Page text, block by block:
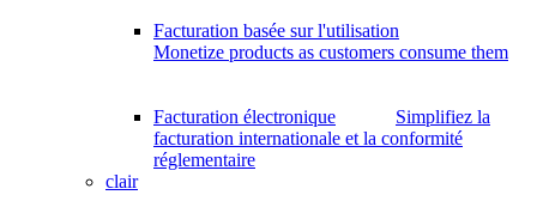
Facturation basée sur l'utilisation
Monetize products as customers consume them
Facturation électronique
Simplifiez la
facturation internationale et la conformité
réglementaire
clair